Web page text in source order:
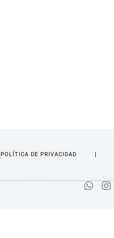
POLÍTICA DE PRIVACIDAD